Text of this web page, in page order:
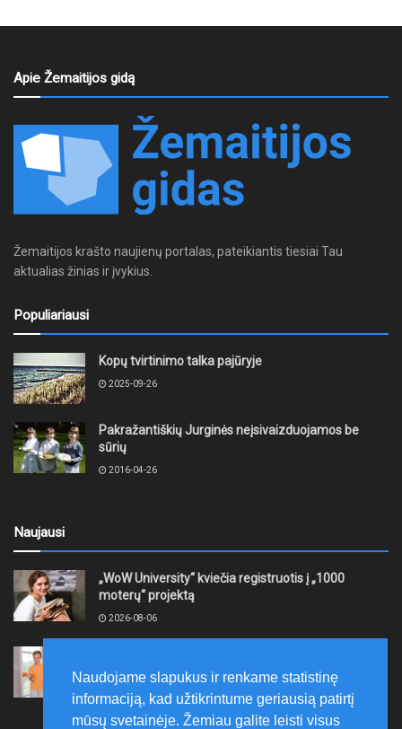
Apie Žemaitijos gidą
Žemaitijos krašto naujienų portalas, pateikiantis tiesiai Tau
aktualias žinias ir įvykius.
Populiariausi
Kopų tvirtinimo talka pajūryje
2025-09-26
Pakražantiškių Jurginės neįsivaizduojamos be
sūrių
2016-04-26
Naujausi
„WoW University“ kviečia registruotis į „1000
moterų“ projektą
2026-08-06
neformaliojo mokinių sportinio ugdymo programas
2026-08-06
Naudojame slapukus ir renkame statistinę
informaciją, kad užtikrintume geriausią patirtį
mūsų svetainėje. Žemiau galite leisti visus